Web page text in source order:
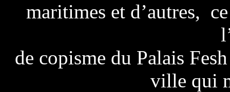
maritimes et d’autres,
de copisme du Palais
ville qui